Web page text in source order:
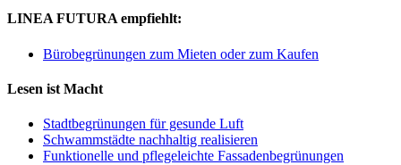
LINEA FUTURA empfiehlt:
Bürobegrünungen zum Mieten oder zum Kaufen
Lesen ist Macht
Stadtbegrünungen für gesunde Luft
Schwammstädte nachhaltig realisieren
Funktionelle und pflegeleichte Fassadenbegrünungen